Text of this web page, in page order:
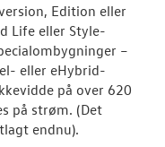
Edition eller
Life eller Style-
–
eller eHybrid-
på over 620
på strøm. (Det
endnu).